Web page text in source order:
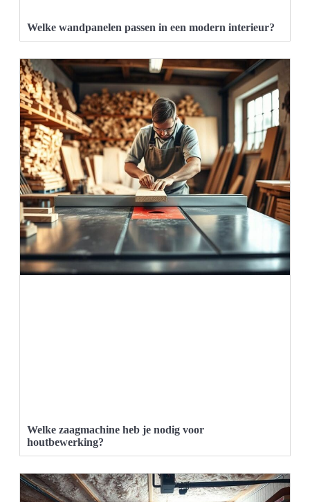
Welke wandpanelen passen in een modern interieur?
Welke zaagmachine heb je nodig voor
houtbewerking?